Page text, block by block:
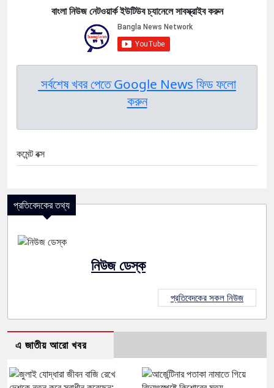
বাংলা নিউজ নেটওয়ার্ক ইউটিউব চ্যানেলে সাবস্ক্রাইব করুন
সর্বশেষ খবর পেতে Google News ফিড ফলো
করুন
কমেন্ট বক্স
প্রতিবেদকের তথ্য
নিউজ ডেস্ক
প্রতিবেদকের সকল নিউজ
এ জাতীয় আরো খবর